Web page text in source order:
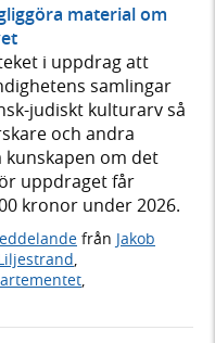
material om
i uppdrag att
samlingar
judiskt kulturarv så
och andra
om det
uppdraget får
kronor under 2026.
från Jakob